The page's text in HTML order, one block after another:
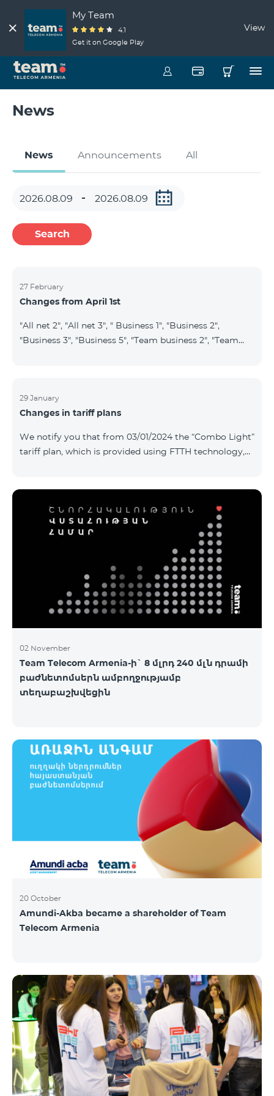
My Team
4.1
Get it on Google Play
View
News
News Announcements All
Search
27 February
Changes from April 1st
"All net 2", "All net 3", " Business 1", "Business 2",
"Business 3", "Business 5", "Team business 2", "Team
"Business Active", "Exclusive Business", "Best partner",
"Leader", "Leader S", "Yandex Economy", "Yandex
operate starting from 01.04.2024. Existing subscribers
of the m
29 January
Changes in tariff plans
We notify you that from 03/01/2024 the “Combo Light”
tariff plan, which is provided using FTTH technology,
contact the service center.
02 November
Team Telecom Armenia-ի` 8 մլրդ 240 մլն դրամի
բաժնետոմսերն ամբողջությամբ
տեղաբաշխվեցին
20 October
Amundi-Akba became a shareholder of Team
Telecom Armenia